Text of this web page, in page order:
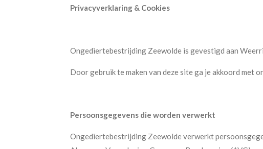
Privacyverklaring & Cookies
Ongediertebestrijding Zeewolde is gevestigd aan
Door gebruik te maken van deze site ga je akkoord met
Persoonsgegevens die worden verwerkt
Ongediertebestrijding Zeewolde verwerkt